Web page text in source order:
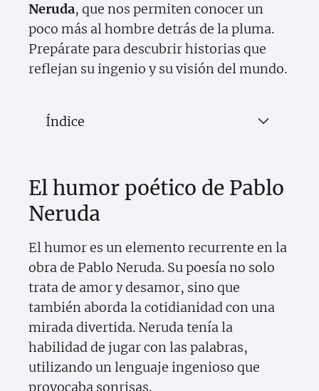
Neruda, que nos permiten conocer un
poco más al hombre detrás de la pluma.
Prepárate para descubrir historias que
reflejan su ingenio y su visión del mundo.
Índice
El humor poético de Pablo
Neruda
El humor es un elemento recurrente en la
obra de Pablo Neruda. Su poesía no solo
trata de amor y desamor, sino que
también aborda la cotidianidad con una
mirada divertida. Neruda tenía la
habilidad de jugar con las palabras,
utilizando un lenguaje ingenioso que
provocaba sonrisas.